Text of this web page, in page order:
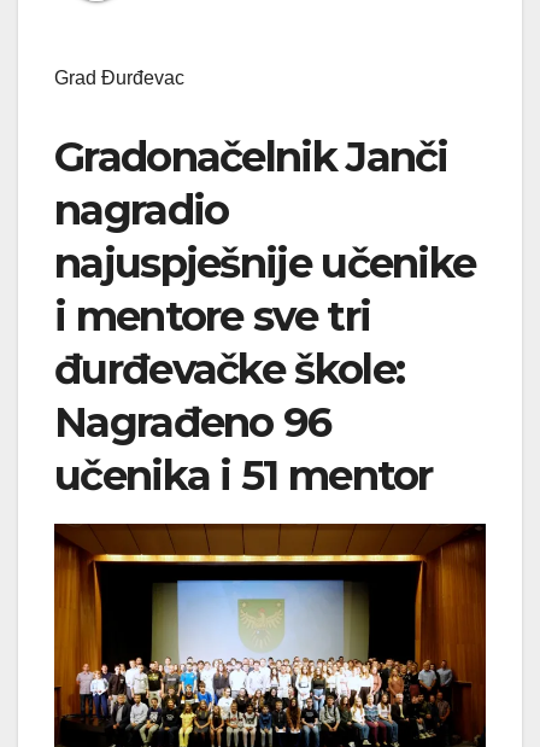
Grad Đurđevac
Gradonačelnik Janči
nagradio
najuspješnije učenike
i mentore sve tri
đurđevačke škole:
Nagrađeno 96
učenika i 51 mentor